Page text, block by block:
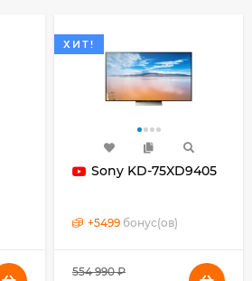
ХИТ!
Sony KD-75XD9405
+5499 бонус(ов)
554 990 ₽